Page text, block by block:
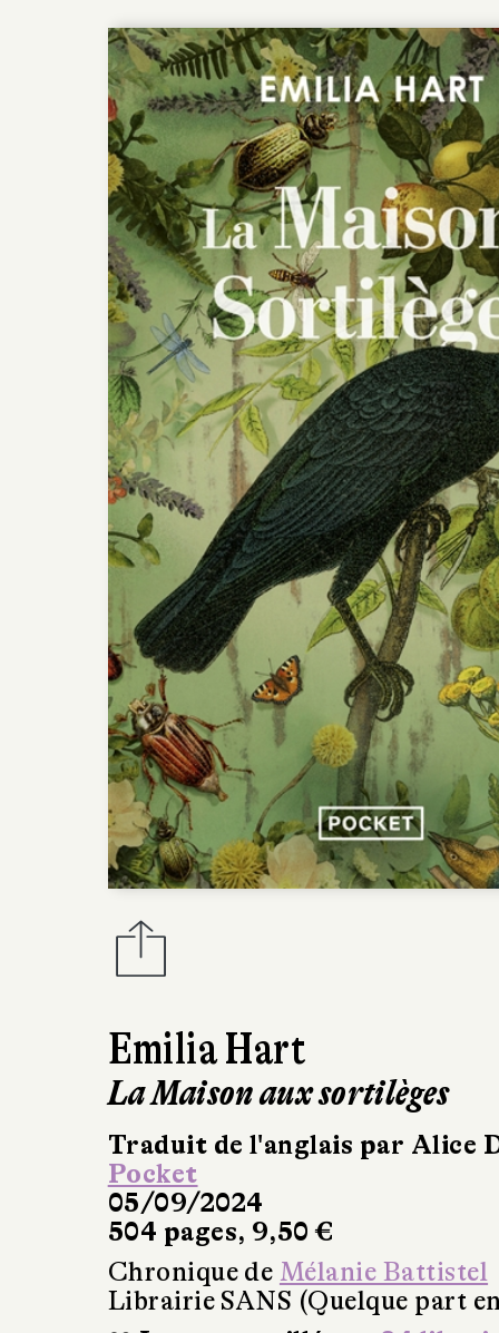
Emilia Hart
La Maison aux sortilèges
Traduit de l'anglais par Alice
Pocket
05/09/2024
504 pages, 9,50 €
Chronique de Mélanie Battistel
Librairie SANS (Quelque part